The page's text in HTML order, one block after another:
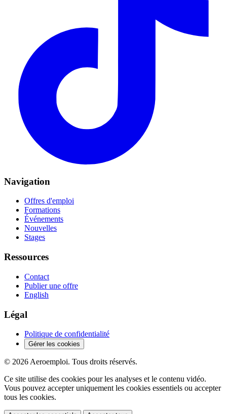
Navigation
Offres d'emploi
Formations
Événements
Nouvelles
Stages
Ressources
Contact
Publier une offre
English
Légal
Politique de confidentialité
Gérer les cookies
© 2026 Aeroemploi. Tous droits réservés.
Ce site utilise des cookies pour les analyses et le contenu vidéo.
Vous pouvez accepter uniquement les cookies essentiels ou accepter
tous les cookies.